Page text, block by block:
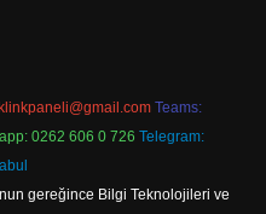
Teams:
0262 606 0 726 Telegram:
gereğince Bilgi Teknolojileri ve